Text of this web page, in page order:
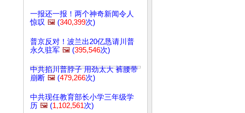
一报还一报！两个神奇新闻令人
惊叹 🖼️ (340,399次)
普京反对！波兰出20亿恳请川普
永久驻军 🖼️ (395,546次)
中共掐川普脖子 用劲太大 裤腰带
崩断 🖼️ (479,266次)
中共现任教育部长小学三年级学
历 🖼️ (1,102,561次)